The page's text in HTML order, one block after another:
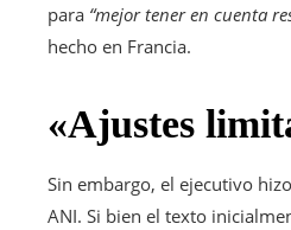
para “mejor tener en cuenta
hecho en Francia.
«Ajustes
Sin embargo, el ejecutivo
ANI. Si bien el texto